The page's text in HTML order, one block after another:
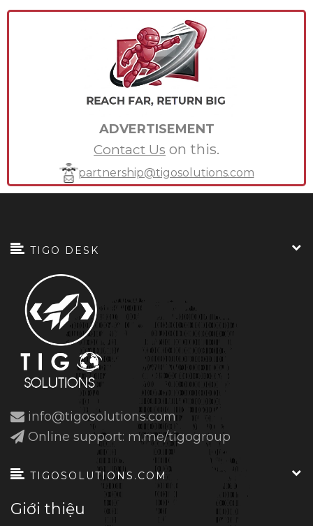
ADVERTISEMENT
Contact Us on this.
partnership@tigosolutions.com
TIGO DESK
info@tigosolutions.com
Online support: m.me/tigogroup
TIGOSOLUTIONS.COM
Giới thiệu